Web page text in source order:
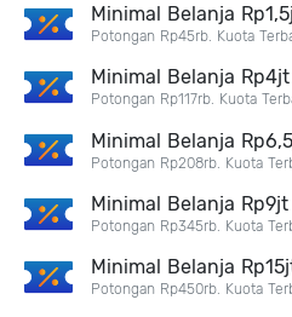
Minimal Belanja
Potongan Rp45rb. Kuota
Minimal Belanja Rp4jt
Potongan Rp117rb. Kuota
Minimal Belanja
Potongan Rp208rb. Kuota
Minimal Belanja Rp9jt
Potongan Rp345rb. Kuota
Minimal Belanja
Potongan Rp450rb. Kuota